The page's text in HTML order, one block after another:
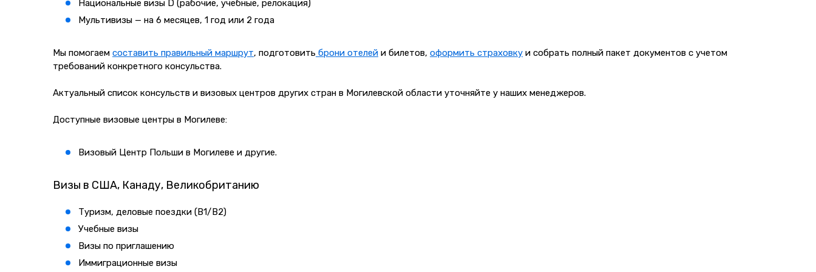
Национальные визы D (рабочие, учебные, релокация)
Мультивизы — на 6 месяцев, 1 год или 2 года
Мы помогаем составить правильный маршрут, подготовить брони отелей и билетов, оформить страховку и собрать полный пакет документов с учетом
требований конкретного консульства.
Актуальный список консульств и визовых центров других стран в Могилевской области уточняйте у наших менеджеров.
Доступные визовые центры в Могилеве:
Визовый Центр Польши в Могилеве и другие.
Визы в США, Канаду, Великобританию
Туризм, деловые поездки (B1/B2)
Учебные визы
Визы по приглашению
Иммиграционные визы